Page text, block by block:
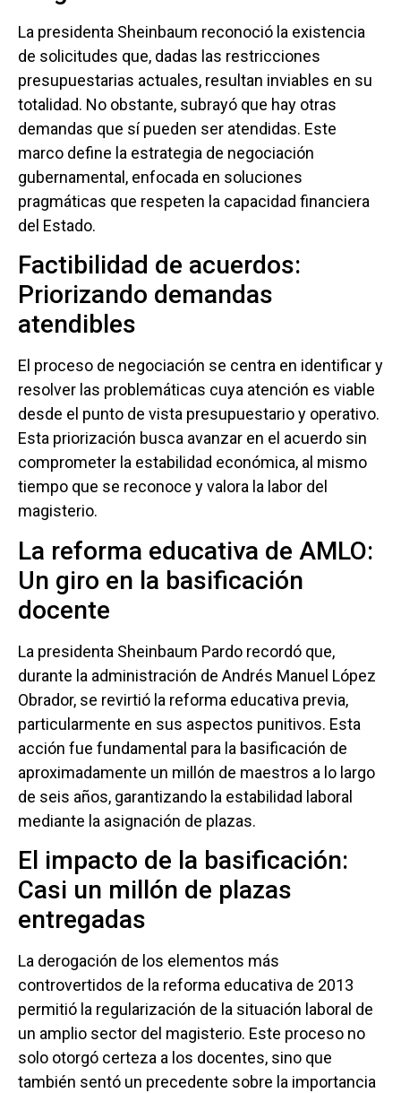
La presidenta Sheinbaum reconoció la existencia
de solicitudes que, dadas las restricciones
presupuestarias actuales, resultan inviables en su
totalidad. No obstante, subrayó que hay otras
demandas que sí pueden ser atendidas. Este
marco define la estrategia de negociación
gubernamental, enfocada en soluciones
pragmáticas que respeten la capacidad financiera
del Estado.
Factibilidad de acuerdos:
Priorizando demandas
atendibles
El proceso de negociación se centra en identificar y
resolver las problemáticas cuya atención es viable
desde el punto de vista presupuestario y operativo.
Esta priorización busca avanzar en el acuerdo sin
comprometer la estabilidad económica, al mismo
tiempo que se reconoce y valora la labor del
magisterio.
La reforma educativa de AMLO:
Un giro en la basificación
docente
La presidenta Sheinbaum Pardo recordó que,
durante la administración de Andrés Manuel López
Obrador, se revirtió la reforma educativa previa,
particularmente en sus aspectos punitivos. Esta
acción fue fundamental para la basificación de
aproximadamente un millón de maestros a lo largo
de seis años, garantizando la estabilidad laboral
mediante la asignación de plazas.
El impacto de la basificación:
Casi un millón de plazas
entregadas
La derogación de los elementos más
controvertidos de la reforma educativa de 2013
permitió la regularización de la situación laboral de
un amplio sector del magisterio. Este proceso no
solo otorgó certeza a los docentes, sino que
también sentó un precedente sobre la importancia